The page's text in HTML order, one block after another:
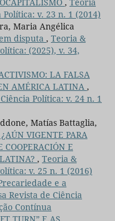
v. 23 n. 1 (2014)
Maria Angélica
disputa , Teoria &
(2025), v. 34,
LA FALSA
AMÉRICA LATINA ,
Política: v. 24 n. 1
Matías Battaglia,
VIGENTE PARA
COOPERACIÓN E
, Teoria &
v. 25 n. 1 (2016)
e a
Revista de Ciência
Contínua